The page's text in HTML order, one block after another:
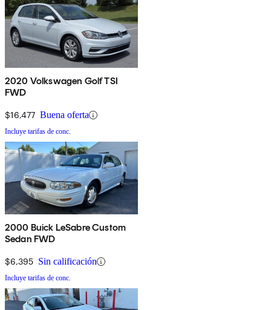
2020 Volkswagen Golf TSI
FWD
$16,477 Buena oferta
Incluye tarifas de conc.
2000 Buick LeSabre Custom
Sedan FWD
$6,395 Sin calificación
Incluye tarifas de conc.